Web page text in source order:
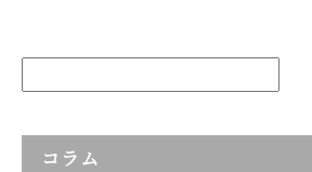
コラム